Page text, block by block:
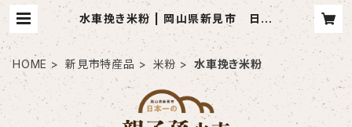
水車挽き米粉 | 岡山県新見市 日本
一の親子孫水車
HOME 新見市特産品 米粉 水車挽き米粉